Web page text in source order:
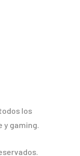
los
gaming.